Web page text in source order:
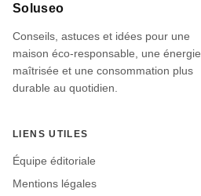
Informations
site
Soluseo
Conseils, astuces et idées pour une
maison éco-responsable, une énergie
maîtrisée et une consommation plus
durable au quotidien.
LIENS UTILES
Équipe éditoriale
Mentions légales